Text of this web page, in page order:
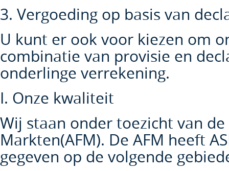
3. Vergoeding op basis van
U kunt er ook voor kiezen om
combinatie van provisie en
onderlinge verrekening.
I. Onze kwaliteit
Wij staan onder toezicht van
Markten(AFM). De AFM heeft
gegeven op de volgende